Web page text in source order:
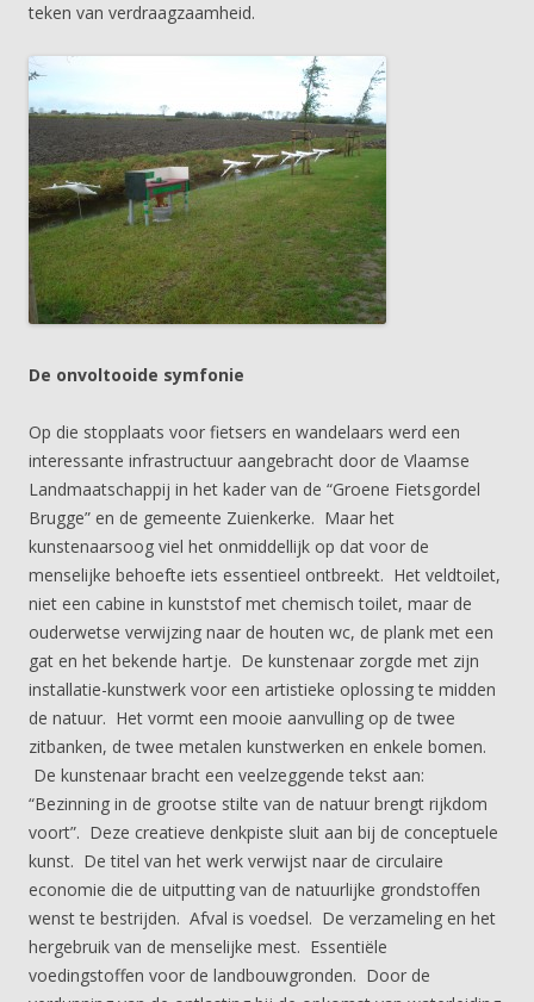
teken van verdraagzaamheid.
De onvoltooide symfonie
Op die stopplaats voor fietsers en wandelaars werd een
interessante infrastructuur aangebracht door de Vlaamse
Landmaatschappij in het kader van de “Groene Fietsgordel
Brugge” en de gemeente Zuienkerke. Maar het
kunstenaarsoog viel het onmiddellijk op dat voor de
menselijke behoefte iets essentieel ontbreekt. Het veldtoilet,
niet een cabine in kunststof met chemisch toilet, maar de
ouderwetse verwijzing naar de houten wc, de plank met een
gat en het bekende hartje. De kunstenaar zorgde met zijn
installatie-kunstwerk voor een artistieke oplossing te midden
de natuur. Het vormt een mooie aanvulling op de twee
zitbanken, de twee metalen kunstwerken en enkele bomen.
De kunstenaar bracht een veelzeggende tekst aan:
“Bezinning in de grootse stilte van de natuur brengt rijkdom
voort”. Deze creatieve denkpiste sluit aan bij de conceptuele
kunst. De titel van het werk verwijst naar de circulaire
economie die de uitputting van de natuurlijke grondstoffen
wenst te bestrijden. Afval is voedsel. De verzameling en het
hergebruik van de menselijke mest. Essentiële
voedingstoffen voor de landbouwgronden. Door de